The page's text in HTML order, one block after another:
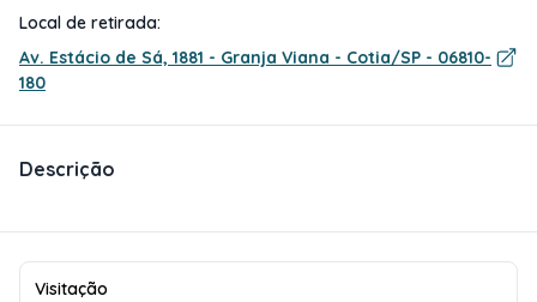
Local de retirada:
Av. Estácio de Sá, 1881 - Granja Viana - Cotia/SP - 06810-
180
Descrição
Visitação